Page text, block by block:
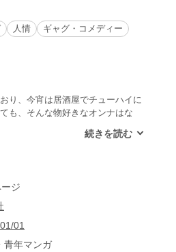
人情
ギャグ・コメディー
り、今宵は居酒屋でチューハイに
も、そんな物好きなオンナはな
ジ
01
青年マンガ